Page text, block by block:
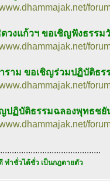
วงแก้วฯ ขอเชิญฟังธรร
ราม ขอเชิญร่วมปฏิบัติธ
ปฏิบัติธรรมฉลองพุทธชยั
ทำชั่วได้ชั่ว เป็นกฎตายตัว